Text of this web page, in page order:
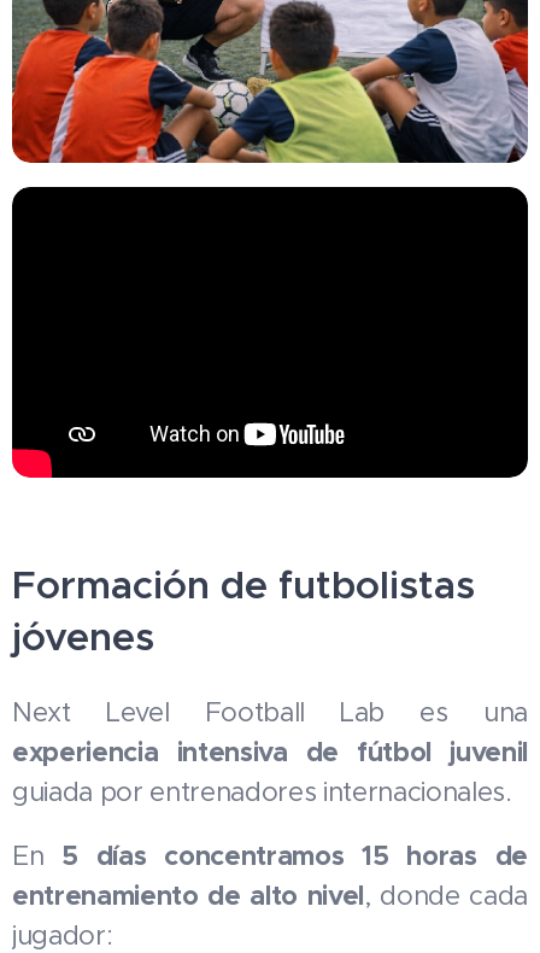
Formación de futbolistas
jóvenes
Next Level Football Lab es una
experiencia intensiva de fútbol juvenil
guiada por entrenadores internacionales.
En 5 días concentramos 15 horas de
entrenamiento de alto nivel, donde cada
jugador: